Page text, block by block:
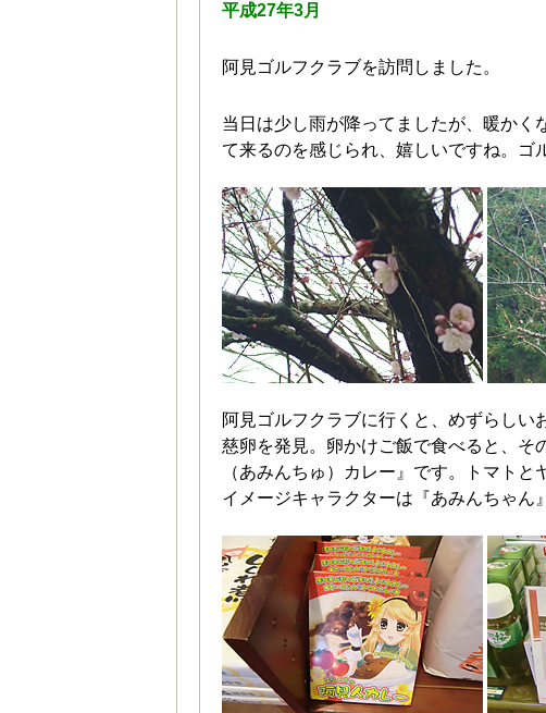
平成27年3月
阿見ゴルフクラブを訪問しました。
当日は少し雨が降ってましたが、暖か
て来るのを感じられ、嬉しいですね。ゴ
阿見ゴルフクラブに行くと、めずらし
慈卵を発見。卵かけご飯で食べると、そ
（あみんちゅ）カレー』です。トマトと
イメージキャラクターは『あみんちゃん